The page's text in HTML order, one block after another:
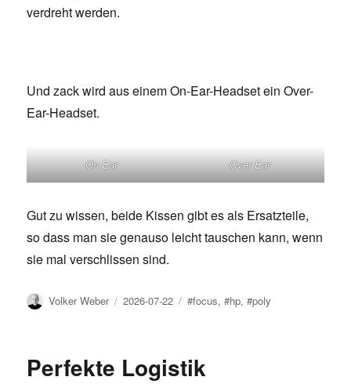
verdreht werden.
Und zack wird aus einem On-Ear-Headset ein Over-
Ear-Headset.
On Ear Over Ear
Gut zu wissen, beide Kissen gibt es als Ersatzteile,
so dass man sie genauso leicht tauschen kann, wenn
sie mal verschlissen sind.
Author
Volker Weber
Posted
2026-07-22 Tags
#focus,#hp,#poly
Perfekte Logistik